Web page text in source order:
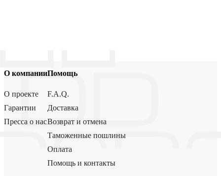
О компании
О проекте
Гарантии
Пресса о нас
Помощь
F.A.Q.
Доставка
Возврат и отмена
Таможенные пошлины
Оплата
Помощь и контакты